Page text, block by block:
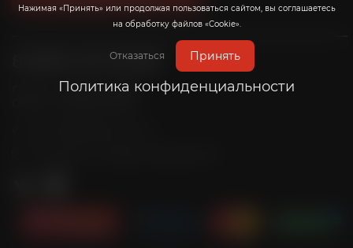
Нажимая «Принять» или продолжая пользоваться сайтом, вы соглашаетесь
на обработку файлов «Cookie».
Отказаться Принять
Политика конфиденциальности
8 (800) 201-39-98
Пн-Пт: с 10:00 до 20:00